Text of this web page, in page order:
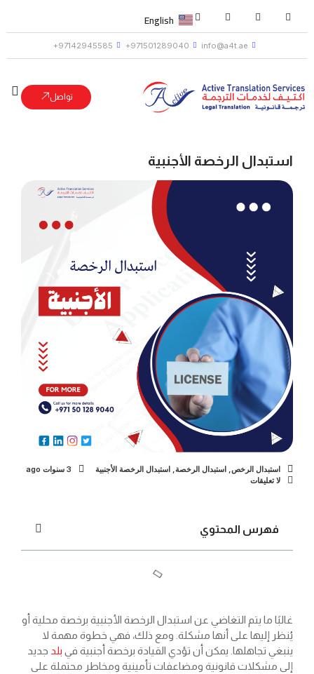
info@a4t.ae
971501289040+
97142945585+
English
تواصل
استبدال الرخصة الأجنبية
استبدال الرخص استبدال الرخصة استبدال الرخصة الأجنبية
3 سنوات ago
لا تعليقات
فهرس المحتوي
غالبًا ما يتم التغاضي عن استبدال الرخصة الأجنبية برخصة محلية أو
يُنظر إليها على أنها مشكلة. ومع ذلك، فهي خطوة مهمة لا
ينبغي تجاهلها. يمكن أن تؤدي القيادة برخصة أجنبية في بلد جديد
إلى مشكلات قانونية ومضاعفات تأمينية ومخاطر محتملة على